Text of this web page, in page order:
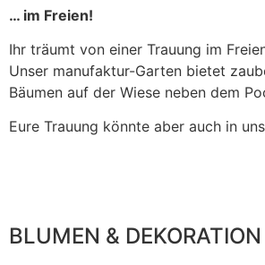
… im Freien!
Ihr träumt von einer Trauung im
Unser manufaktur-Garten bietet
Bäumen auf der Wiese neben dem
Eure Trauung könnte aber auch in
BLUMEN & DEKORATION